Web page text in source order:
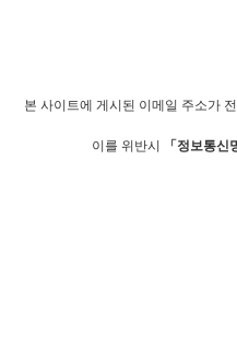
본 사이트에 게시된 이메일 주소가
이를 위반시 「정보통신